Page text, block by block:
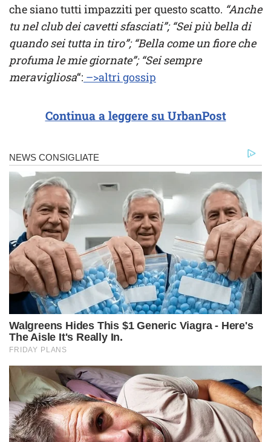
che siano tutti impazziti per questo scatto. “Anche
tu nel club dei cavetti sfasciati”; “Sei più bella di
quando sei tutta in tiro”; “Bella come un fiore che
profuma le mie giornate”; “Sei sempre
meravigliosa“: –>altri gossip
Continua a leggere su UrbanPost